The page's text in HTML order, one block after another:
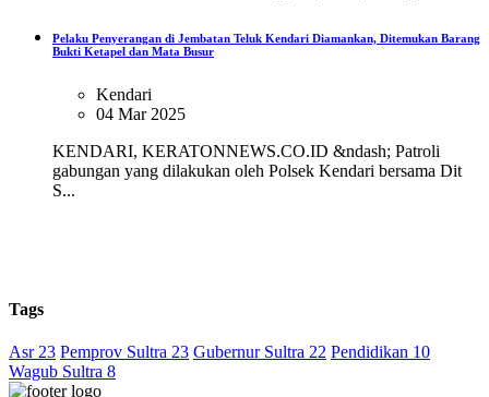
Pelaku Penyerangan di Jembatan Teluk Kendari Diamankan, Ditemukan Barang
Bukti Ketapel dan Mata Busur
Kendari
04 Mar 2025
KENDARI, KERATONNEWS.CO.ID &ndash; Patroli
gabungan yang dilakukan oleh Polsek Kendari bersama Dit
S...
Tags
Asr 23 Pemprov Sultra 23 Gubernur Sultra 22 Pendidikan 10
Wagub Sultra 8